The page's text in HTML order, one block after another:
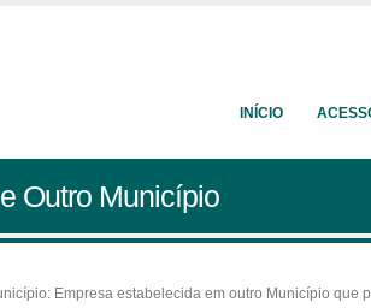
INÍCIO
Outro Município
Empresa estabelecida em outro Município que